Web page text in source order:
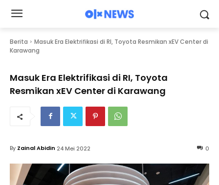
Berita
Masuk Era Elektrifikasi di RI, Toyota Resmikan xEV Center di
Karawang
Masuk Era Elektrifikasi di RI, Toyota
Resmikan xEV Center di Karawang
0
By Zainal Abidin 24 Mei 2022